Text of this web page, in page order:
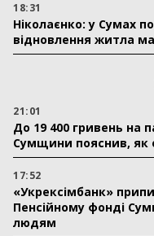
18:31
Ніколаєнко: у Сумах
відновлення житла
21:01
До 19 400 гривень на
Сумщини пояснив, як
17:52
«Укрексімбанк»
Пенсійному фонді
людям